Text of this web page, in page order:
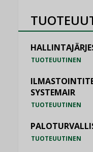
TUOTEUUTINEN
SYSTEMAIR
TUOTEUUTINEN
TUOTEUUTINEN